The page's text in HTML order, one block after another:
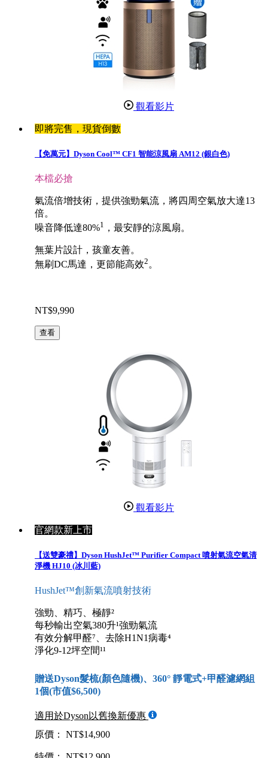
觀看影片
即將完售，現貨倒數
【免萬元】Dyson Cool™ CF1 智能涼風扇 AM12 (銀白色)
本檔必搶
氣流倍增技術，提供強勁氣流，將四周空氣放大達13
倍。
噪音降低達80%1 ，最安靜的涼風扇。
無葉片設計，孩童友善。
無刷DC馬達，更節能高效2。
NT$9,990
查看
觀看影片
官網款新上市
【送雙豪禮】Dyson HushJet™ Purifier Compact 噴射氣流空氣清
淨機 HJ10 (冰川藍)
HushJet™創新氣流噴射技術
強勁、精巧、極靜²
每秒輸出空氣380升¹強勁氣流
有效分解甲醛⁷、去除H1N1病毒⁴
淨化9-12坪空間¹¹
贈送Dyson髮梳(顏色隨機)、360° 靜電式+甲醛濾網組
1個(市值$6,500)
適用於Dyson以舊換新優惠
原價： NT$14,900